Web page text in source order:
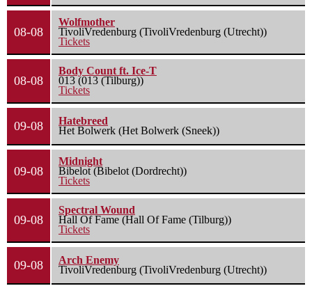
08-08
Wolfmother
TivoliVredenburg (TivoliVredenburg (Utrecht))
Tickets
08-08
Body Count ft. Ice-T
013 (013 (Tilburg))
Tickets
09-08
Hatebreed
Het Bolwerk (Het Bolwerk (Sneek))
09-08
Midnight
Bibelot (Bibelot (Dordrecht))
Tickets
09-08
Spectral Wound
Hall Of Fame (Hall Of Fame (Tilburg))
Tickets
09-08
Arch Enemy
TivoliVredenburg (TivoliVredenburg (Utrecht))